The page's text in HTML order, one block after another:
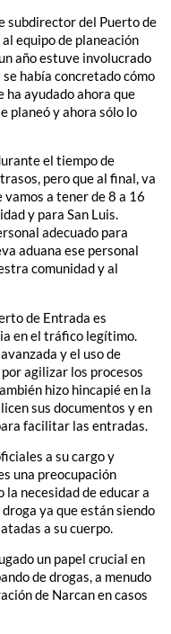
subdirector del Puerto de
equipo de planeación
año estuve involucrado
había concretado cómo
ha ayudado ahora que
planeó y ahora sólo lo
el tiempo de
pero que al final, va
vamos a tener de 8 a 16
y para San Luis.
adecuado para
aduana ese personal
comunidad y al
de Entrada es
en el tráfico legítimo.
y el uso de
agilizar los procesos
hizo hincapié en la
sus documentos y en
facilitar las entradas.
a su cargo y
una preocupación
necesidad de educar a
ya que están siendo
a su cuerpo.
un papel crucial en
de drogas, a menudo
de Narcan en casos